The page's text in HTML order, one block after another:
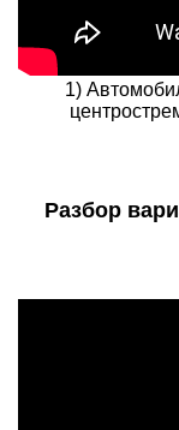
1)
Разбор